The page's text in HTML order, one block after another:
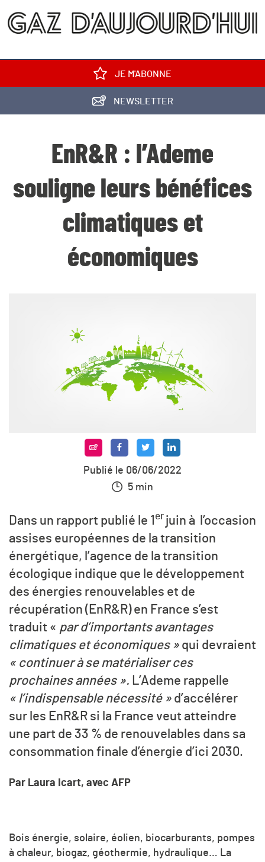
JE M'ABONNE
NEWSLETTER
EnR&R : l’Ademe
souligne leurs bénéfices
climatiques et
économiques
Publié le 06/06/2022
5 min
Dans un rapport publié le 1 er juin à l’occasion
assises européennes de la transition
énergétique, l’agence de la transition
écologique indique que le développement
des énergies renouvelables et de
récupération (EnR&R) en France s’est
traduit « par d’importants avantages
climatiques et économiques » qui devraient
« continuer à se matérialiser ces
prochaines années ». L’Ademe rappelle
« l’indispensable nécessité » d’accélérer
sur les EnR&R si la France veut atteindre
une part de 33 % de renouvelables dans sa
consommation finale d’énergie d’ici 2030.
Par Laura Icart, avec AFP
Bois énergie, solaire, éolien, biocarburants, pompes
à chaleur, biogaz, géothermie, hydraulique… La